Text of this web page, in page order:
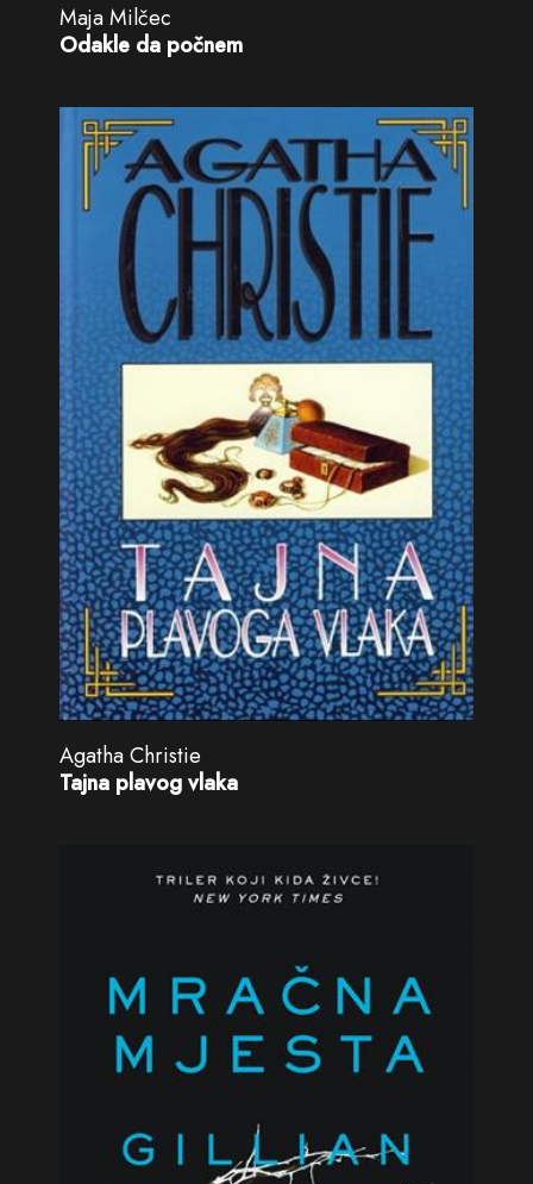
Maja Milčec
Odakle da počnem
Agatha Christie
Tajna plavog vlaka